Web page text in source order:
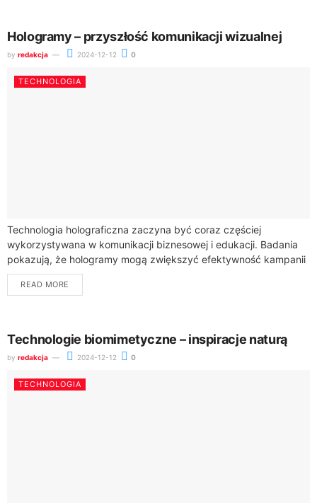
Hologramy – przyszłość komunikacji wizualnej
by redakcja 2024-12-12 0
TECHNOLOGIA
Technologia holograficzna zaczyna być coraz częściej
wykorzystywana w komunikacji biznesowej i edukacji. Badania
pokazują, że hologramy mogą zwiększyć efektywność kampanii
marketingowych, a jednocześnie wywołują silne pozytywne
emocje u 96% konsumentów....
READ MORE
Technologie biomimetyczne – inspiracje naturą
by redakcja 2024-12-12 0
TECHNOLOGIA